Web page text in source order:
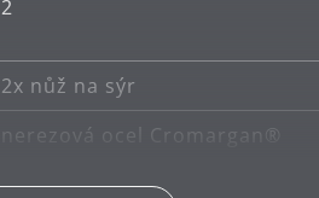
2
2x nůž na sýr
nerezová ocel Cromargan®